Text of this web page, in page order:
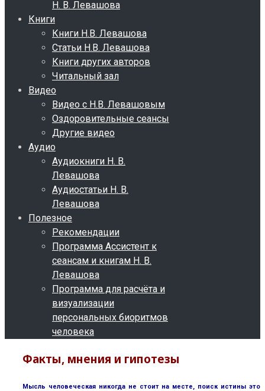
Н. В. Левашова
Книги
Книги Н.В. Левашова
Статьи Н.В. Левашова
Книги других авторов
Читальный зал
Видео
Видео с Н.В. Левашовым
Оздоровительные сеансы
Другие видео
Аудио
Аудиокниги Н. В.
Левашова
Аудиостатьи Н. В.
Левашова
Полезное
Рекомендации
Программа Ассистент к
сеансам и книгам Н. В.
Левашова
Программа для расчёта и
визуализации
персональных биоритмов
человека
Факты, мнения и гипотезы
Мысль человеческая никогда не стоит на месте, поиск истины это